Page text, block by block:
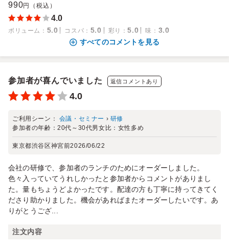
990円（税込）
4.0
ボリューム ： 5.0 コスパ ： 5.0 彩り ：5.0 味 ： 3.0
すべてのコメントを見る
参加者が喜んでいました 返信コメントあり
4.0
ご利用シーン： 会議・セミナー › 研修
参加者の年齢：20代～30代男女比： 女性多め
東京都渋谷区神宮前2026/06/22
会社の研修で、参加者のランチのためにオーダーしました。
色々入っていてうれしかったと参加者からコメントがありまし
た。量もちょうどよかったです。配達の方も丁寧に持ってきてく
ださり助かりました。機会があればまたオーダーしたいです。あ
りがとうござ...
注文内容